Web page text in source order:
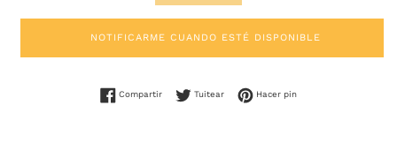
NOTIFICARME CUANDO ESTÉ DISPONIBLE
CompartirCompartir en Facebook
TuitearTuitear en Twitter
Hacer pinPinear en Pinterest